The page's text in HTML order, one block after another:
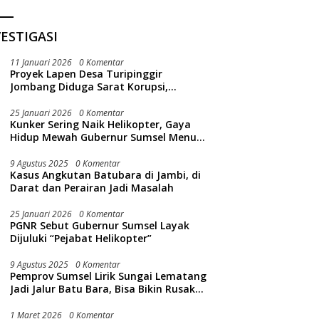
11 Januari 2026 0 Komentar
Proyek Lapen Desa Turipinggir
Jombang Diduga Sarat Korupsi,
25 Januari 2026 0 Komentar
Kunker Sering Naik Helikopter, Gaya
Hidup Mewah Gubernur Sumsel Menuai
9 Agustus 2025 0 Komentar
Kasus Angkutan Batubara di Jambi, di
Darat dan Perairan Jadi Masalah
25 Januari 2026 0 Komentar
PGNR Sebut Gubernur Sumsel Layak
Dijuluki “Pejabat Helikopter”
9 Agustus 2025 0 Komentar
Pemprov Sumsel Lirik Sungai Lematang
Jadi Jalur Batu Bara, Bisa Bikin Rusak
1 Maret 2026 0 Komentar